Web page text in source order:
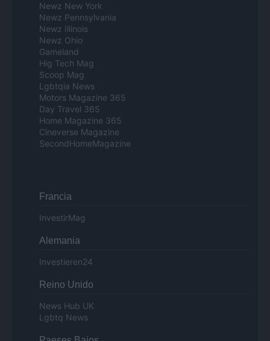
Newz New York
Newz Pennsylvania
Newz Illinois
Newz Ohio
Gameland
Hig Tech Mag
Scoop Mag
Lgbtqia News
Motors Magazine 365
Day Travel 365
Home Magazine 365
Cineverse Magazine
SecondHomeMagazine
Francia
InvestirMag
Alemania
Investieren24
Reino Unido
News Hub UK
Lgbtq News